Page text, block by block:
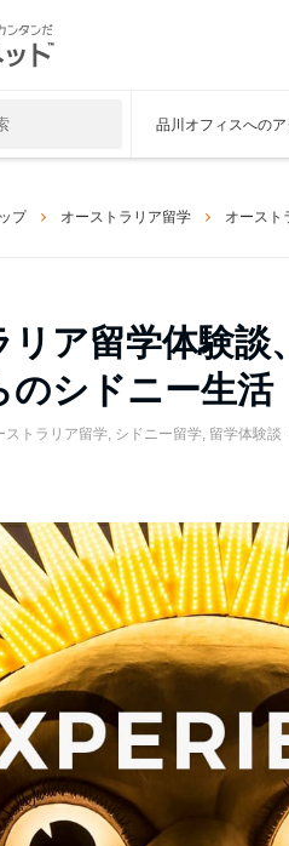
品川オフィスへのア
プ オーストラリア留学
リア留学体験談
のシドニー生活
ストラリア留学, シドニー留学, 留学体験談